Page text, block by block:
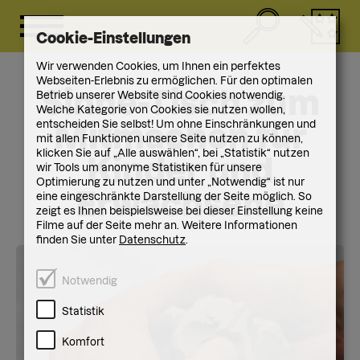
Sinne-Tisch zum
Mitmachen für
Kinder und
Erwachsene
Cookie-Einstellungen
Wir verwenden Cookies, um Ihnen ein perfektes
Webseiten-Erlebnis zu ermöglichen. Für den optimalen
Betrieb unserer Website sind Cookies notwendig.
Welche Kategorie von Cookies sie nutzen wollen,
entscheiden Sie selbst! Um ohne Einschränkungen und
mit allen Funktionen unsere Seite nutzen zu können,
klicken Sie auf „Alle auswählen“, bei „Statistik“ nutzen
wir Tools um anonyme Statistiken für unsere
Optimierung zu nutzen und unter „Notwendig“ ist nur
eine eingeschränkte Darstellung der Seite möglich. So
zeigt es Ihnen beispielsweise bei dieser Einstellung keine
Filme auf der Seite mehr an. Weitere Informationen
finden Sie unter Datenschutz.
Notwendig
Statistik
Komfort